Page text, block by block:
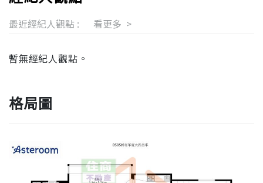
最近經紀人觀點 : 看更多 >
暫無經紀人觀點。
格局圖